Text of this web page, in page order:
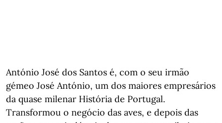
António José dos Santos é, com o seu irmão
gémeo José António, um dos maiores empresários
da quase milenar História de Portugal.
Transformou o negócio das aves, e depois das